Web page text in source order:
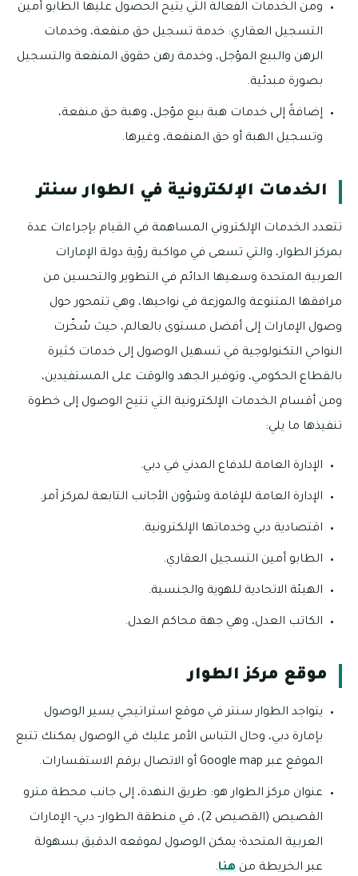
ومن الخدمات الفعالة التي يتيح الحصول عليها الطابو أمين
التسجيل العقاري: خدمة تسجيل حق منفعة، وخدمات
الرهن والبيع المؤجل، وخدمة رهن حقوق المنفعة والتسجيل
بصورة مبدئية.
إضافةً إلى خدمات هبة بيع مؤجل، وهبة حق منفعة،
وتسجيل الهبة أو حق المنفعة، وغيرها.
الخدمات الإلكترونية في الطوار سنتر
تتعدد الخدمات الإلكتروني المساهمة في القيام بإجراءات عدة
بمركز الطوار، والتي تسعى في مواكبة رؤية دولة الإمارات
العربية المتحدة وسعيها الدائم في التطوير والتحسين من
مرافقها المتنوعة والموزعة في نواحيها، وهي تتمحور حول
وصول الإمارات إلى أفضل مستوى بالعالم، حيث سُخّرت
النواحي التكنولوجية في تسهيل الوصول إلى خدمات كثيرة
بالقطاع الحكومي، وتوفير الجهد والوقت على المستفيدين،
ومن أقسام الخدمات الإلكترونية التي تتيح الوصول إلى خطوة
تنفيذها ما يلي:
الإدارة العامة للدفاع المدني في دبي.
الإدارة العامة للإقامة وشؤون الأجانب التابعة لمركز آمر.
اقتصادية دبي وخدماتها الإلكترونية.
الطابو أمين التسجيل العقاري.
الهيئة الاتحادية للهوية والجنسية.
الكاتب العدل، وهي جهة محاكم العدل.
موقع مركز الطوار
يتواجد الطوار سنتر في موقع استراتيجي يسير الوصول
بإمارة دبي، وحال التباس الأمر عليك في الوصول يمكنك تتبع
الموقع عبر Google map أو الاتصال برقم الاستفسارات.
عنوان مركز الطوار هو: طريق النهدة، إلى جانب محطة مترو
القصيص (القصيص 2)، في منطقة الطوار- دبي- الإمارات
العربية المتحدة؛ يمكن الوصول لموقعه الدقيق بسهولة
عبر الخريطة من هنا.